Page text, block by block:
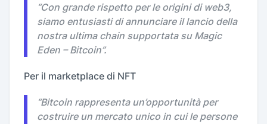
“Con grande rispetto per le origini di web3,
siamo entusiasti di annunciare il lancio della
nostra ultima chain supportata su Magic
Eden – Bitcoin”.
Per il marketplace di NFT
“Bitcoin rappresenta un’opportunità per
costruire un mercato unico in cui le persone